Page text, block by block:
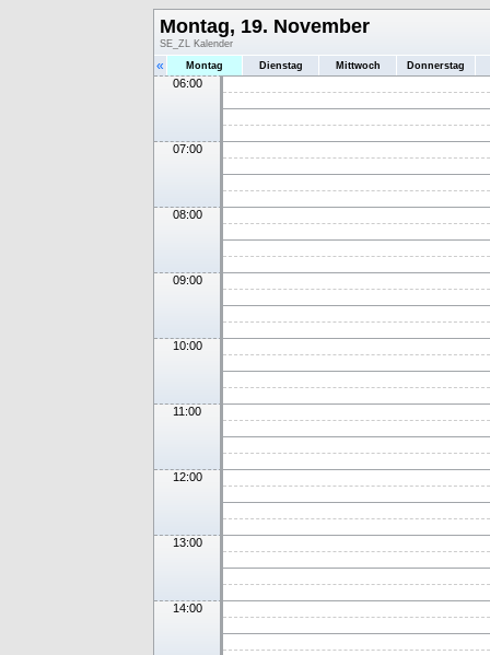
Montag, 19. November
SE_ZL Kalender
« Montag Dienstag Mittwoch Donnerstag
06:00
07:00
08:00
09:00
10:00
11:00
12:00
13:00
14:00